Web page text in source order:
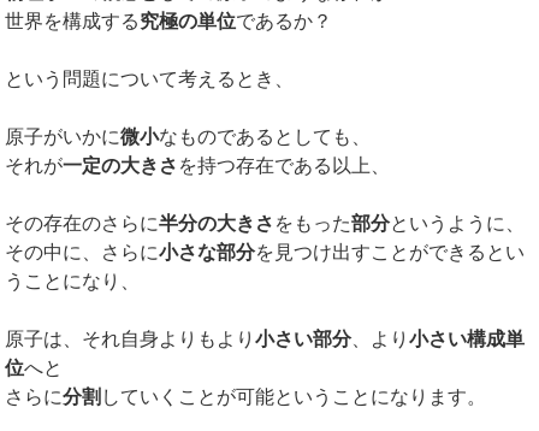
世界を構成する究極の単位であるか？
という問題について考えるとき、
原子がいかに微小なものであるとしても、
それが一定の大きさ を持つ存在である以上、
その存在のさらに半分の大きさ をもった部分というように、
その中に、さらに小さな部分を見つけ出すことができるとい
うことになり、
原子は、それ自身よりもより小さい部分、より小さい構成単
位へと
さらに分割 していくことが可能ということになります。